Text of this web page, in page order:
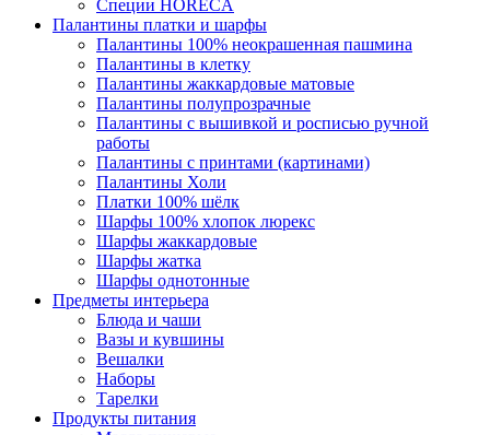
Специи HORECA
Палантины платки и шарфы
Палантины 100% неокрашенная пашмина
Палантины в клетку
Палантины жаккардовые матовые
Палантины полупрозрачные
Палантины с вышивкой и росписью ручной
работы
Палантины с принтами (картинами)
Палантины Холи
Платки 100% шёлк
Шарфы 100% хлопок люрекс
Шарфы жаккардовые
Шарфы жатка
Шарфы однотонные
Предметы интерьера
Блюда и чаши
Вазы и кувшины
Вешалки
Наборы
Тарелки
Продукты питания